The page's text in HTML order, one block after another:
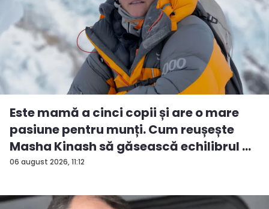
06 august 2026, 11:12
Este mamă a cinci copii și are o mare
pasiune pentru munți. Cum reușește
Masha Kinash să găsească echilibrul ...